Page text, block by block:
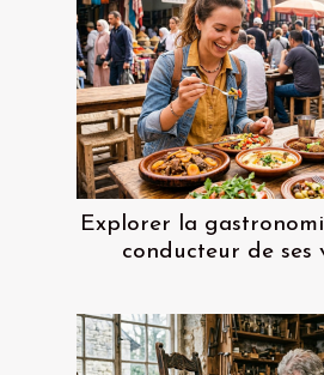
Explorer la
conducteur de ses